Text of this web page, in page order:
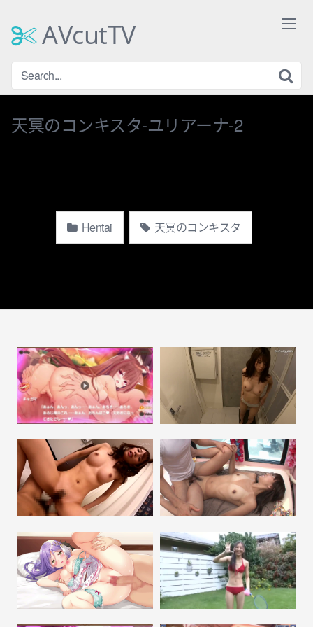
contentAVcutTV
天冥のコンキスタ-ユリアーナ-2
Hentai 天冥のコンキスタ